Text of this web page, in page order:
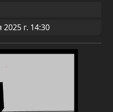
г. 14:30